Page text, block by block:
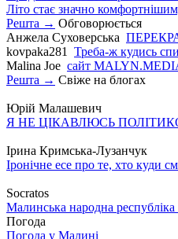
Літо стає значно
Решта → Обговорюється
Анжела Суховерська
kovpaka281
Треба-ж кудись
Malina Joe сайт
Решта → Свіже на блогах
Юрій Малашевич
Я НЕ ЦІКАВЛЮСЬ
Ірина Кримська-Лузанчук
Іронічне есе про те, хто куди
Socratos
Малинська народна
Погода
Погода у Малині